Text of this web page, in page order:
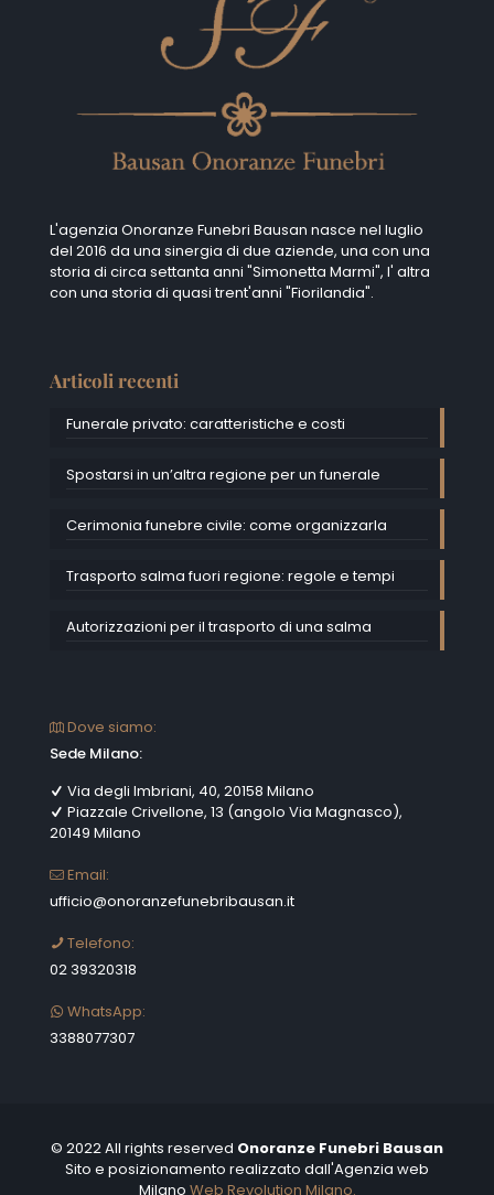
L'agenzia Onoranze Funebri Bausan nasce nel luglio
del 2016 da una sinergia di due aziende, una con una
storia di circa settanta anni "Simonetta Marmi", I' altra
con una storia di quasi trent'anni "Fiorilandia".
Articoli recenti
Funerale privato: caratteristiche e costi
Spostarsi in un’altra regione per un funerale
Cerimonia funebre civile: come organizzarla
Trasporto salma fuori regione: regole e tempi
Autorizzazioni per il trasporto di una salma
Dove siamo:
Sede Milano:
Via degli Imbriani, 40, 20158 Milano
Piazzale Crivellone, 13 (angolo Via Magnasco),
20149 Milano
Email:
ufficio@onoranzefunebribausan.it
Telefono:
02 39320318
WhatsApp:
3388077307
© 2022 All rights reserved Onoranze Funebri Bausan
Sito e posizionamento realizzato dall'Agenzia web
Milano Web Revolution Milano.